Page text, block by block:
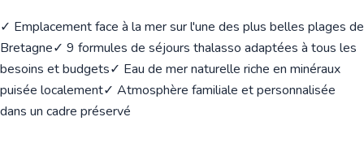
✓ Emplacement face à la mer sur l'une des plus belles plages de
Bretagne✓ 9 formules de séjours thalasso adaptées à tous les
besoins et budgets✓ Eau de mer naturelle riche en minéraux
puisée localement✓ Atmosphère familiale et personnalisée
dans un cadre préservé